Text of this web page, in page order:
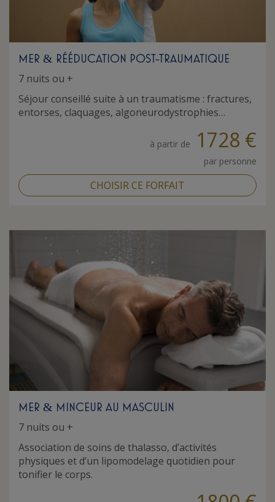
MER & RÉÉDUCATION POST-TRAUMATIQUE
7 nuits ou +
Séjour conseillé suite à un traumatisme : fractures,
entorses, claquages, algoneurodystrophies…
à partir de 1728 €
par personne
CHOISIR CE FORFAIT
MER & MINCEUR AU MASCULIN
7 nuits ou +
Association de soins de thalasso, d’activités
physiques et d’un lipomodelage quotidien pour
tonifier le corps.